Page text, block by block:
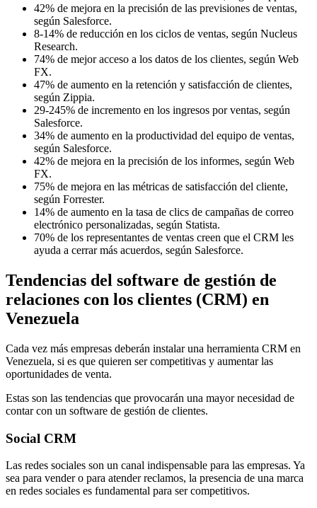
42% de mejora en la precisión de las previsiones de ventas,
según Salesforce.
8-14% de reducción en los ciclos de ventas, según Nucleus
Research.
74% de mejor acceso a los datos de los clientes, según Web
FX.
47% de aumento en la retención y satisfacción de clientes,
según Zippia.
29-245% de incremento en los ingresos por ventas, según
Salesforce.
34% de aumento en la productividad del equipo de ventas,
según Salesforce.
42% de mejora en la precisión de los informes, según Web
FX.
75% de mejora en las métricas de satisfacción del cliente,
según Forrester.
14% de aumento en la tasa de clics de campañas de correo
electrónico personalizadas, según Statista.
70% de los representantes de ventas creen que el CRM les
ayuda a cerrar más acuerdos, según Salesforce.
Tendencias del software de gestión de
relaciones con los clientes (CRM) en
Venezuela
Cada vez más empresas deberán instalar una herramienta CRM en
Venezuela, si es que quieren ser competitivas y aumentar las
oportunidades de venta.
Estas son las tendencias que provocarán una mayor necesidad de
contar con un software de gestión de clientes.
Social CRM
Las redes sociales son un canal indispensable para las empresas. Ya
sea para vender o para atender reclamos, la presencia de una marca
en redes sociales es fundamental para ser competitivos.